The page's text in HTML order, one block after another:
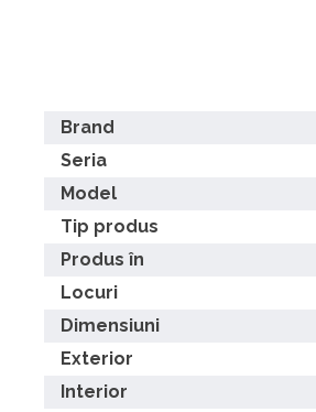
Brand
Seria
Model
Tip produs
Produs în
Locuri
Dimensiuni
Exterior
Interior